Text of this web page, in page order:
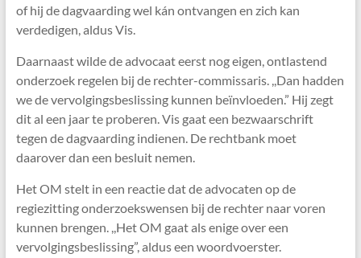
of hij de dagvaarding wel kán ontvangen en zich kan
verdedigen, aldus Vis.
Daarnaast wilde de advocaat eerst nog eigen, ontlastend
onderzoek regelen bij de rechter-commissaris. ,,Dan hadden
we de vervolgingsbeslissing kunnen beïnvloeden.” Hij zegt
dit al een jaar te proberen. Vis gaat een bezwaarschrift
tegen de dagvaarding indienen. De rechtbank moet
daarover dan een besluit nemen.
Het OM stelt in een reactie dat de advocaten op de
regiezitting onderzoekswensen bij de rechter naar voren
kunnen brengen. ,,Het OM gaat als enige over een
vervolgingsbeslissing”, aldus een woordvoerster.